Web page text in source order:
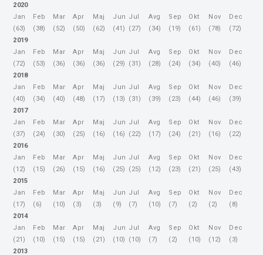
2020
Jan
(63)
Feb
(38)
Mar
(52)
Apr
(50)
Maj
(62)
Jun
(41)
Jul
(27)
Avg
(34)
Sep
(19)
Okt
(61)
Nov
(78)
Dec
(72)
2019
Jan
(72)
Feb
(53)
Mar
(36)
Apr
(36)
Maj
(36)
Jun
(29)
Jul
(31)
Avg
(28)
Sep
(24)
Okt
(34)
Nov
(40)
Dec
(46)
2018
Jan
(40)
Feb
(34)
Mar
(40)
Apr
(48)
Maj
(17)
Jun
(13)
Jul
(31)
Avg
(39)
Sep
(23)
Okt
(44)
Nov
(46)
Dec
(39)
2017
Jan
(37)
Feb
(24)
Mar
(30)
Apr
(25)
Maj
(16)
Jun
(16)
Jul
(22)
Avg
(17)
Sep
(24)
Okt
(21)
Nov
(16)
Dec
(22)
2016
Jan
(12)
Feb
(15)
Mar
(26)
Apr
(15)
Maj
(16)
Jun
(25)
Jul
(25)
Avg
(12)
Sep
(23)
Okt
(21)
Nov
(25)
Dec
(43)
2015
Jan
(17)
Feb
(6)
Mar
(10)
Apr
(3)
Maj
(3)
Jun
(9)
Jul
(7)
Avg
(10)
Sep
(7)
Okt
(2)
Nov
(2)
Dec
(8)
2014
Jan
(21)
Feb
(10)
Mar
(15)
Apr
(15)
Maj
(21)
Jun
(10)
Jul
(10)
Avg
(7)
Sep
(2)
Okt
(10)
Nov
(12)
Dec
(3)
2013